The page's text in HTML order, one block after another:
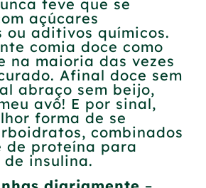
teve que se
açúcares
ou aditivos químicos.
comia doce como
na maioria das vezes
Afinal doce sem
abraço sem beijo,
avô! E por sinal,
forma de se
combinados
de proteína para
insulina.